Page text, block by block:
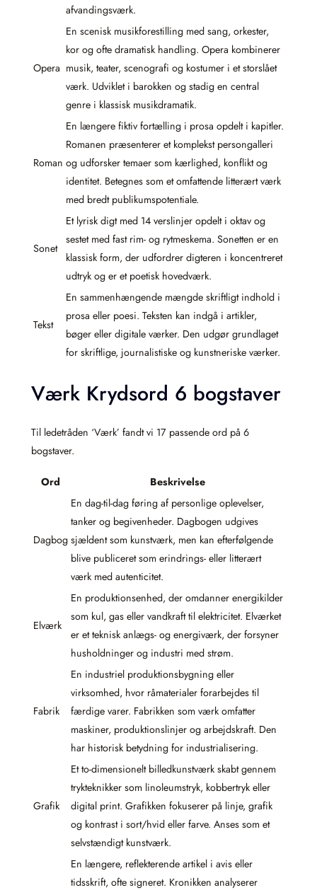
afvandingsværk.
Opera
En scenisk musikforestilling med sang, orkester,
kor og ofte dramatisk handling. Opera kombinerer
musik, teater, scenografi og kostumer i et storslået
værk. Udviklet i barokken og stadig en central
genre i klassisk musikdramatik.
Roman
En længere fiktiv fortælling i prosa opdelt i kapitler.
Romanen præsenterer et komplekst persongalleri
og udforsker temaer som kærlighed, konflikt og
identitet. Betegnes som et omfattende litterært værk
med bredt publikumspotentiale.
Sonet
Et lyrisk digt med 14 verslinjer opdelt i oktav og
sestet med fast rim- og rytmeskema. Sonetten er en
klassisk form, der udfordrer digteren i koncentreret
udtryk og er et poetisk hovedværk.
Tekst
En sammenhængende mængde skriftligt indhold i
prosa eller poesi. Teksten kan indgå i artikler,
bøger eller digitale værker. Den udgør grundlaget
for skriftlige, journalistiske og kunstneriske værker.
Værk Krydsord 6 bogstaver
Til ledetråden ‘Værk’ fandt vi 17 passende ord på 6
bogstaver.
Ord Beskrivelse
Dagbog
En dag-til-dag føring af personlige oplevelser,
tanker og begivenheder. Dagbogen udgives
sjældent som kunstværk, men kan efterfølgende
blive publiceret som erindrings- eller litterært
værk med autenticitet.
Elværk
En produktionsenhed, der omdanner energikilder
som kul, gas eller vandkraft til elektricitet. Elværket
er et teknisk anlægs- og energiværk, der forsyner
husholdninger og industri med strøm.
Fabrik
En industriel produktionsbygning eller
virksomhed, hvor råmaterialer forarbejdes til
færdige varer. Fabrikken som værk omfatter
maskiner, produktionslinjer og arbejdskraft. Den
har historisk betydning for industrialisering.
Grafik
Et to-dimensionelt billedkunstværk skabt gennem
trykteknikker som linoleumstryk, kobbertryk eller
digital print. Grafikken fokuserer på linje, grafik
og kontrast i sort/hvid eller farve. Anses som et
selvstændigt kunstværk.
En længere, reflekterende artikel i avis eller
tidsskrift, ofte signeret. Kronikken analyserer